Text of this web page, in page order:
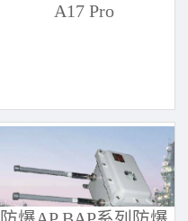
A17 Pro